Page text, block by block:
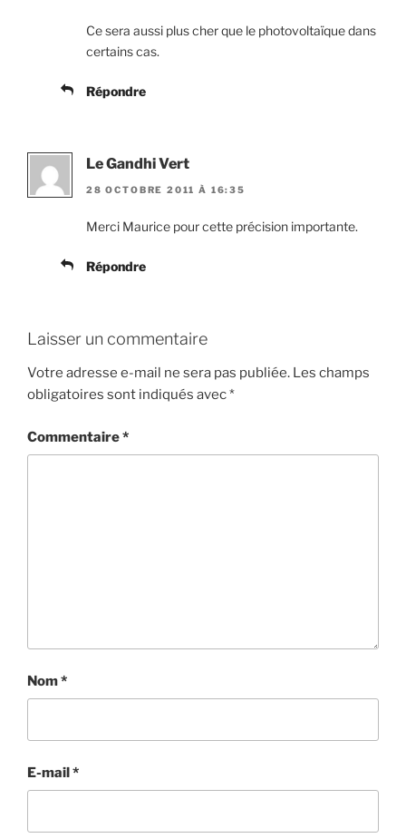
Ce sera aussi plus cher que le photovoltaïque dans
certains cas.
Répondre
Le Gandhi Vert
28 OCTOBRE 2011 À 16:35
Merci Maurice pour cette précision importante.
Répondre
Laisser un commentaire
Votre adresse e-mail ne sera pas publiée. Les champs
obligatoires sont indiqués avec*
Commentaire*
Nom*
E-mail*